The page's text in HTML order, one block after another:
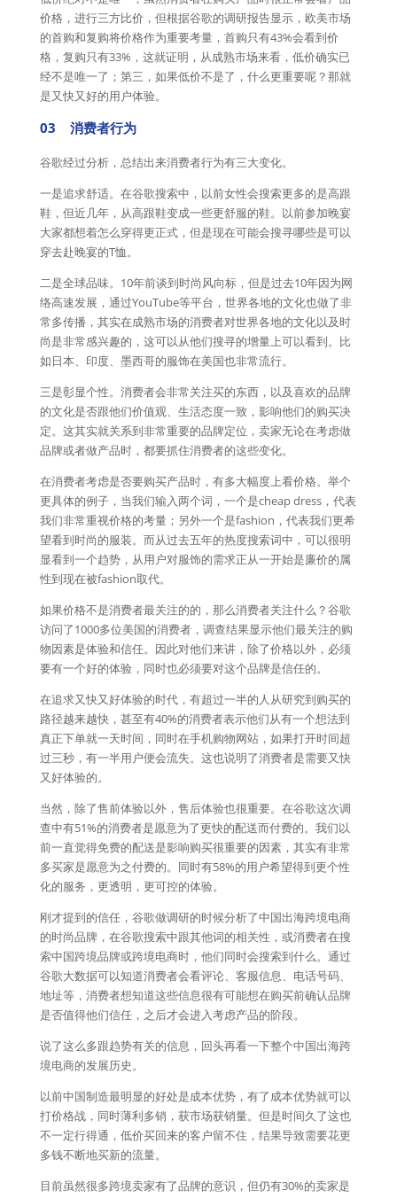
价格，进行三方比价，但根据谷歌的调研报告显示，欧美市场
的首购和复购将价格作为重要考量，首购只有43%会看到价
格，复购只有33%，这就证明，从成熟市场来看，低价确实已
经不是唯一了；第三，如果低价不是了，什么更重要呢？那就
是又快又好的用户体验。
03 消费者行为
谷歌经过分析，总结出来消费者行为有三大变化。
一是追求舒适。在谷歌搜索中，以前女性会搜索更多的是高跟
鞋，但近几年，从高跟鞋变成一些更舒服的鞋。以前参加晚宴
大家都想着怎么穿得更正式，但是现在可能会搜寻哪些是可以
穿去赴晚宴的T恤。
二是全球品味。10年前谈到时尚风向标，但是过去10年因为网
络高速发展，通过YouTube等平台，世界各地的文化也做了非
常多传播，其实在成熟市场的消费者对世界各地的文化以及时
尚是非常感兴趣的，这可以从他们搜寻的增量上可以看到。比
如日本、印度、墨西哥的服饰在美国也非常流行。
三是彰显个性。消费者会非常关注买的东西，以及喜欢的品牌
的文化是否跟他们价值观、生活态度一致，影响他们的购买决
定。这其实就关系到非常重要的品牌定位，卖家无论在考虑做
品牌或者做产品时，都要抓住消费者的这些变化。
在消费者考虑是否要购买产品时，有多大幅度上看价格。举个
更具体的例子，当我们输入两个词，一个是cheap dress，代表
我们非常重视价格的考量；另外一个是fashion，代表我们更希
望看到时尚的服装。而从过去五年的热度搜索词中，可以很明
显看到一个趋势，从用户对服饰的需求正从一开始是廉价的属
性到现在被fashion取代。
如果价格不是消费者最关注的的，那么消费者关注什么？谷歌
访问了1000多位美国的消费者，调查结果显示他们最关注的购
物因素是体验和信任。因此对他们来讲，除了价格以外，必须
要有一个好的体验，同时也必须要对这个品牌是信任的。
在追求又快又好体验的时代，有超过一半的人从研究到购买的
路径越来越快，甚至有40%的消费者表示他们从有一个想法到
真正下单就一天时间，同时在手机购物网站，如果打开时间超
过三秒，有一半用户便会流失。这也说明了消费者是需要又快
又好体验的。
当然，除了售前体验以外，售后体验也很重要。在谷歌这次调
查中有51%的消费者是愿意为了更快的配送而付费的。我们以
前一直觉得免费的配送是影响购买很重要的因素，其实有非常
多买家是愿意为之付费的。同时有58%的用户希望得到更个性
化的服务，更透明，更可控的体验。
刚才提到的信任，谷歌做调研的时候分析了中国出海跨境电商
的时尚品牌，在谷歌搜索中跟其他词的相关性，或消费者在搜
索中国跨境品牌或跨境电商时，他们同时会搜索到什么。通过
谷歌大数据可以知道消费者会看评论、客服信息、电话号码、
地址等，消费者想知道这些信息很有可能想在购买前确认品牌
是否值得他们信任，之后才会进入考虑产品的阶段。
说了这么多跟趋势有关的信息，回头再看一下整个中国出海跨
境电商的发展历史。
以前中国制造最明显的好处是成本优势，有了成本优势就可以
打价格战，同时薄利多销，获市场获销量。但是时间久了这也
不一定行得通，低价买回来的客户留不住，结果导致需要花更
多钱不断地买新的流量。
目前虽然很多跨境卖家有了品牌的意识，但仍有30%的卖家是